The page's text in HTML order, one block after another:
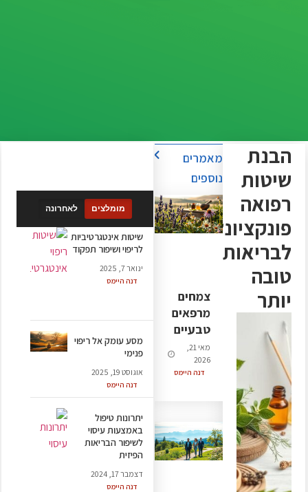
הבנת
שיטות
רפואה
פונקציונלית
לבריאות
טובה
יותר
מאמרים
נוספים
צמחים
מרפאים
טבעיים
דנה היימס
2026
מומלצים לאחרונה
שיטות אינטגרטיביות
לריפוי ושיפור תפקוד
דנה היימס
ינואר 7, 2025
מסע עומק אל ריפוי
פנימי
דנה היימס
אוגוסט 19, 2025
יתרונות טיפול
באמצעות עיסוי
לשיפור הבריאות
הפיזית
דנה היימס
דצמבר 17, 2024